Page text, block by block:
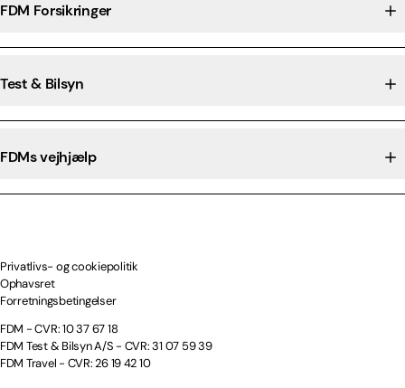
FDM Forsikringer
Test & Bilsyn
FDMs vejhjælp
Privatlivs- og cookiepolitik
Ophavsret
Forretningsbetingelser
FDM - CVR: 10 37 67 18
FDM Test & Bilsyn A/S - CVR: 31 07 59 39
FDM Travel - CVR: 26 19 42 10